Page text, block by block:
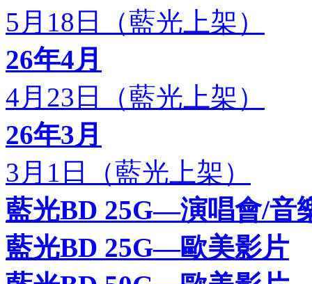
5月18日（藍光上架）
26年4月
4月23日（藍光上架）
26年3月
3月1日（藍光上架）
藍光BD 25G—演唱會/音
藍光BD 25G—歐美影片